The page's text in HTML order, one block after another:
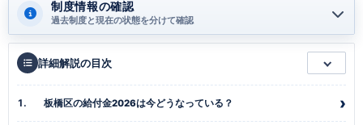
制度情報の確認
過去制度と現在の状態を分けて確認
詳細解説の目次
板橋区の給付金2026は今どうなっている？